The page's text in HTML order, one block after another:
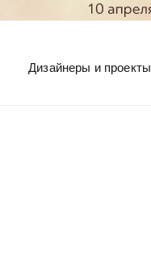
Дизайнеры и проекты